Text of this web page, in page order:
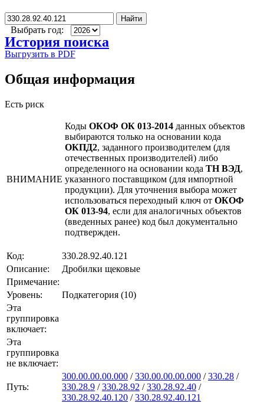
Найти
Выбрать год:
История поиска
Выгрузить в PDF
Общая информация
Есть риск
ВНИМАНИЕ
Коды ОКОФ ОК 013-2014 данных объектов
выбираются только на основании кода
ОКПД2, заданного производителем (для
отечественных производителей) либо
определенного на основании кода ТН ВЭД,
указанного поставщиком (для импортной
продукции). Для уточнения выбора может
использоваться переходный ключ от ОКОФ
ОК 013-94, если для аналогичных объектов
(введенных ранее) код был документально
подтвержден.
Код:
330.28.92.40.121
Описание:
Дробилки щековые
Примечание:
Уровень:
Подкатегория (10)
Эта
группировка
включает:
Эта
группировка
не включает:
Путь:
300.00.00.00.000 /330.00.00.00.000 /330.28 /
330.28.9 /330.28.92 /330.28.92.40 /
330.28.92.40.120 /330.28.92.40.121